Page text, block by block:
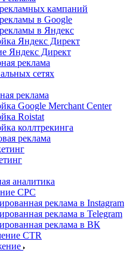
кампаний
в Google
в Яндекс
Яндекс Директ
Яндекс Директ
реклама
сетях
реклама
Google Merchant Center
Roistat
коллтрекинга
реклама
аналитика
CPC
реклама в Instagram
реклама в Telegram
реклама в ВК
CTR